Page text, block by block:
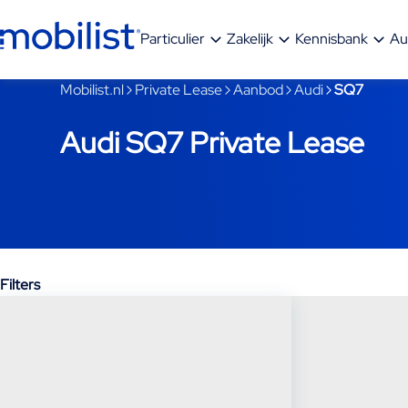
Particulier
Zakelijk Kennisbank
Je bent nu voorbij het hoofdmenu
Mobilist.nl Private Lease Aanbod Audi SQ7
Audi SQ7 Private Lease
Filters